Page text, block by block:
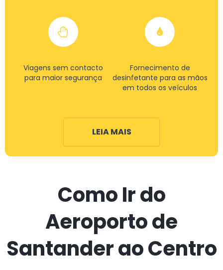
Viagens sem contacto
para maior segurança
Fornecimento de
desinfetante para as mãos
em todos os veículos
LEIA MAIS
Como Ir do
Aeroporto de
Santander ao Centro